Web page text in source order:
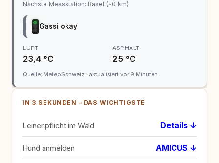
Nächste Messstation: Basel (~0 km)
Gassi okay
LUFT
23,4 °C
ASPHALT
25 °C
Quelle: MeteoSchweiz · aktualisiert vor 9 Minuten
IN 3 SEKUNDEN – DAS WICHTIGSTE
Leinenpflicht im Wald Details ↓
Hund anmelden AMICUS ↓